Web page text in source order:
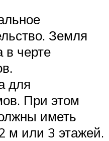
Земля
черте
для
При этом
иметь
м или 3 этажей.